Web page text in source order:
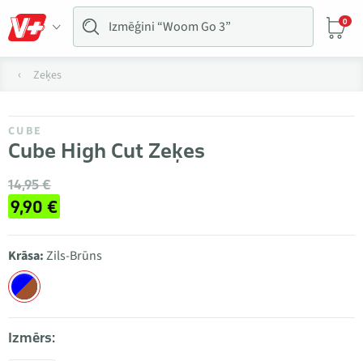
0
Zeķes
CUBE
Cube High Cut Zeķes
14,95 €
9,90 €
Krāsa:Zils-Brūns
Izmērs: